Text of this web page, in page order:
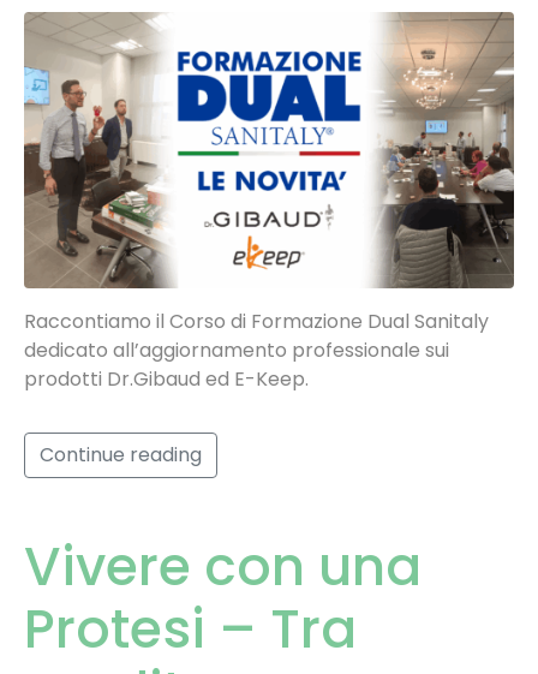
Raccontiamo il Corso di Formazione Dual Sanitaly
dedicato all’aggiornamento professionale sui
prodotti Dr.Gibaud ed E-Keep.
Continue reading
Vivere con una
Protesi – Tra